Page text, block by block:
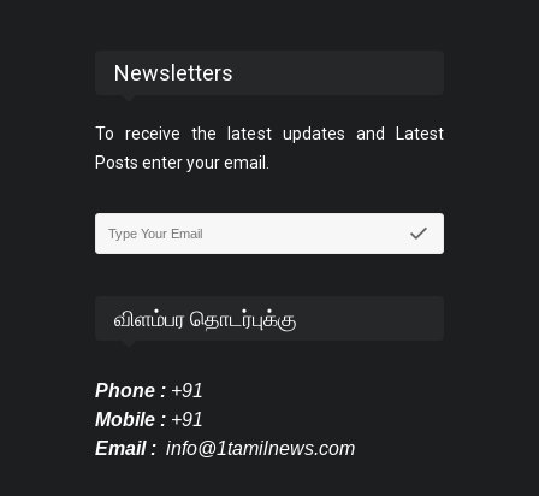
Newsletters
To receive the latest updates and Latest
Posts enter your email.
விளம்பர தொடர்புக்கு
Phone : +91
Mobile : +91
Email : info@1tamilnews.com